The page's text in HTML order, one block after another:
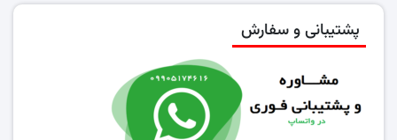
پشتیبانی و سفارش